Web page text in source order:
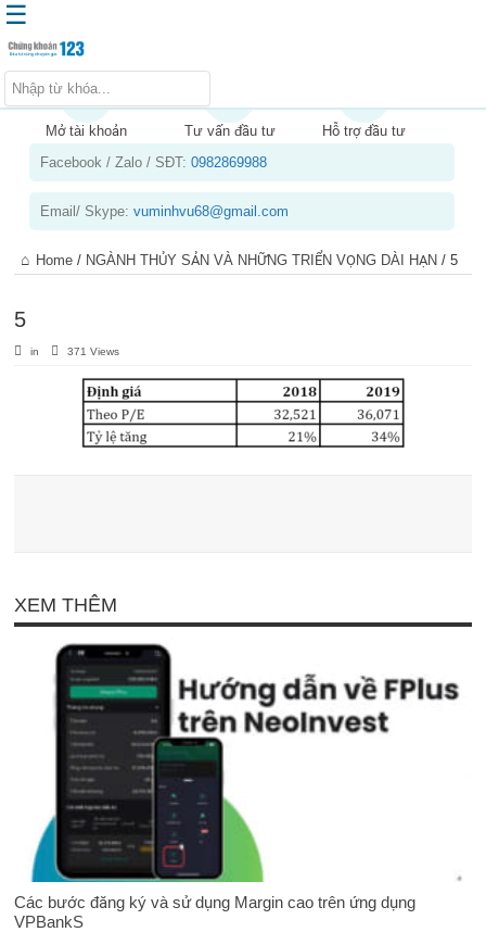
Trang chủ
Kiến thức chứng khoán
Kinh nghiệm đầu tư
Sản phẩm – dịch vụ
Chứng khoán phái sinh
☰
Mở tài khoản Tư vấn đầu tư
Hỗ trợ đầu tư
Facebook / Zalo / SĐT:0982869988
Email/ Skype:vuminhvu68@gmail.com
Home / NGÀNH THỦY SẢN VÀ NHỮNG TRIỂN VỌNG DÀI HẠN /5
5
in 371 Views
XEM THÊM
Các bước đăng ký và sử dụng Margin cao trên ứng dụng
VPBankS